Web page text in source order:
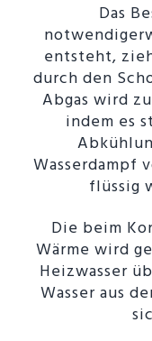
Das
entsteht,
durch den
Abgas wird
indem es
Wasserdampf
flüssig
Die beim
Wärme wird
Heizwasser
Wasser aus